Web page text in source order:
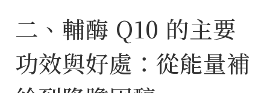
二、輔酶 Q10 的主要
功效與好處：從能量補